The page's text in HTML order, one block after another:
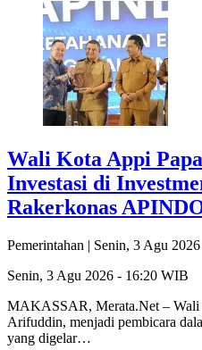
Wali Kota Appi
Investasi di
Rakerkonas
Pemerintahan | Senin, 3 Agu
Senin, 3 Agu 2026 - 16:20 WIB
MAKASSAR, Merata.Net – Wali
Arifuddin, menjadi pembicara
yang digelar…